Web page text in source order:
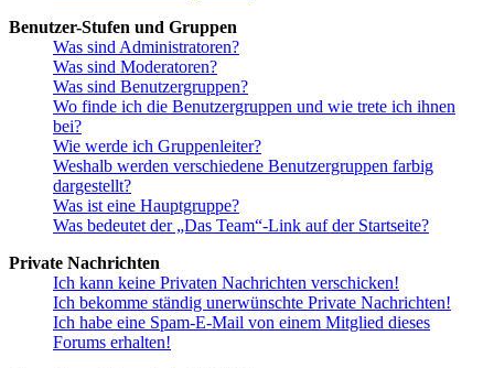
Benutzer-Stufen und Gruppen
Was sind Administratoren?
Was sind Moderatoren?
Was sind Benutzergruppen?
Wo finde ich die Benutzergruppen und wie trete ich ihnen
bei?
Wie werde ich Gruppenleiter?
Weshalb werden verschiedene Benutzergruppen farbig
dargestellt?
Was ist eine Hauptgruppe?
Was bedeutet der „Das Team“-Link auf der Startseite?
Private Nachrichten
Ich kann keine Privaten Nachrichten verschicken!
Ich bekomme ständig unerwünschte Private Nachrichten!
Ich habe eine Spam-E-Mail von einem Mitglied dieses
Forums erhalten!